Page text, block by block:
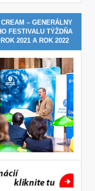
– GENERÁLNY
FESTIVALU TÝŽDŇA
2021 A ROK 2022